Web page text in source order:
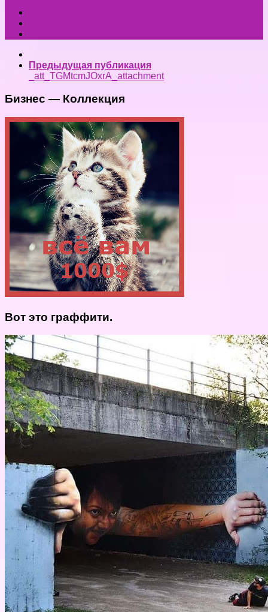
Предыдущая публикация
_att_TGMtcmJOxrA_attachment
Бизнес — Коллекция
Вот это граффити.